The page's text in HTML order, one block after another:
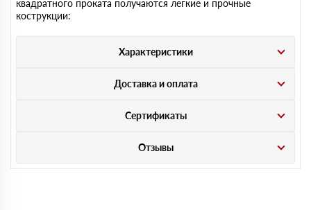
квадратного проката получаются легкие и прочные
кострукции:
Характеристики
Доставка и оплата
Сертификаты
Отзывы